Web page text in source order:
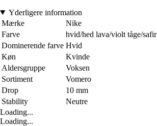
Yderligere information
Mærke
Nike
Farve
hvid/hed lava/violt tåge/safir
Dominerende farve Hvid
Køn
Kvinde
Aldersgruppe
Voksen
Sortiment
Vomero
Drop
10 mm
Stability
Neutre
Loading...
Loading...